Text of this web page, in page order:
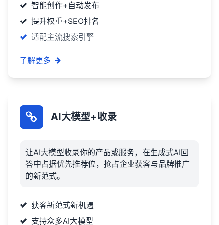
智能创作+自动发布
提升权重+SEO排名
适配主流搜索引擎
了解更多
AI大模型+收录
让AI大模型收录你的产品或服务，在生成式AI回
答中占据优先推荐位，抢占企业获客与品牌推广
的新范式。
获客新范式新机遇
支持众多AI大模型